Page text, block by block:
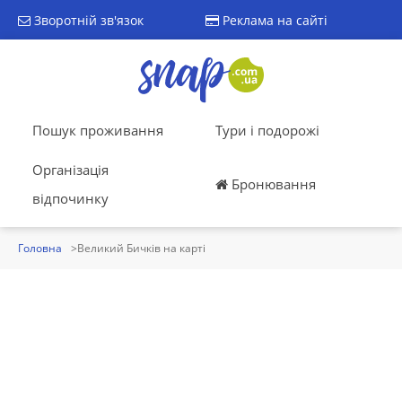
Зворотній зв'язок Реклама на сайті
Пошук проживання Тури і подорожі
Організація
відпочинку
Бронювання
Головна Великий Бичків на карті